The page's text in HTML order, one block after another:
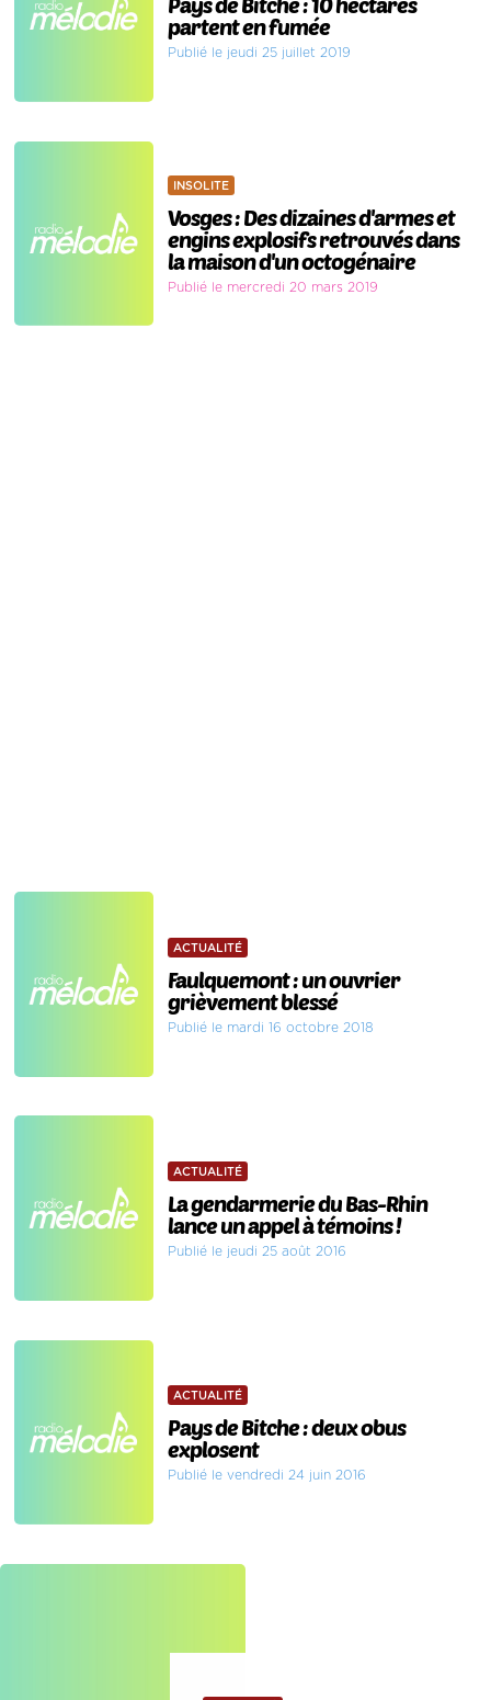
partent en fumée
Publié le jeudi 25 juillet 2019
INSOLITE
Vosges : Des dizaines d'armes et
engins explosifs retrouvés dans
la maison d'un octogénaire
Publié le mercredi 20 mars 2019
ACTUALITÉ
Faulquemont : un ouvrier
grièvement blessé
Publié le mardi 16 octobre 2018
ACTUALITÉ
La gendarmerie du Bas-Rhin
lance un appel à témoins !
Publié le jeudi 25 août 2016
ACTUALITÉ
Pays de Bitche : deux obus
explosent
Publié le vendredi 24 juin 2016